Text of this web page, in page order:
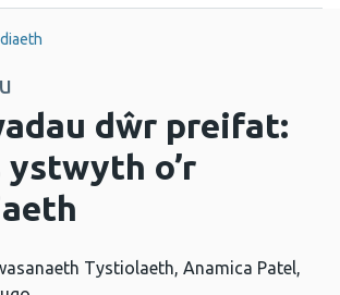
dŵr preifat:
ystwyth o’r
Tystiolaeth, Anamica Patel,